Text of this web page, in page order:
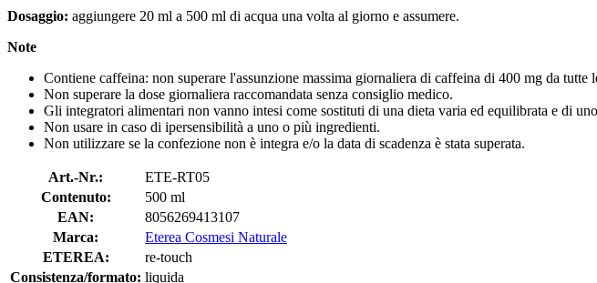
Dosaggio: aggiungere 20 ml a 500 ml di acqua una volta al giorno e assumere.
Note
Contiene caffeina: non superare l'assunzione massima giornaliera di caffeina di 400 mg da tutte
Non superare la dose giornaliera raccomandata senza consiglio medico.
Gli integratori alimentari non vanno intesi come sostituti di una dieta varia ed equilibrata e di
Non usare in caso di ipersensibilità a uno o più ingredienti.
Non utilizzare se la confezione non è integra e/o la data di scadenza è stata superata.
Art.-Nr.:
ETE-RT05
Contenuto:
500 ml
EAN:
8056269413107
Marca:
Eterea Cosmesi Naturale
ETEREA:
re-touch
Consistenza/formato: liquida